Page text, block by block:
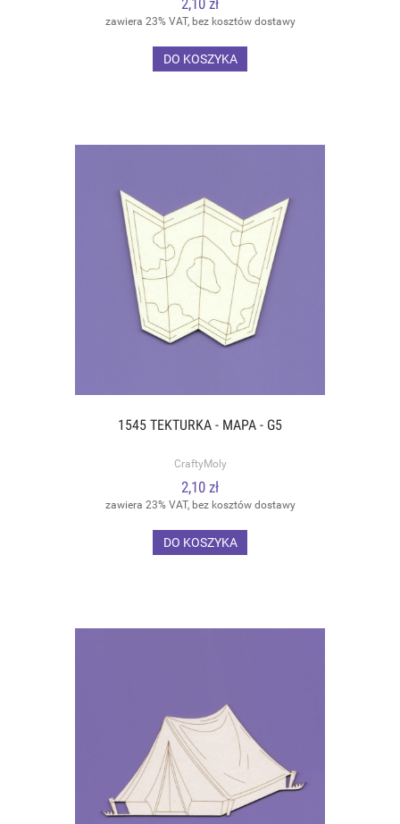
2,10 zł
zawiera 23% VAT, bez kosztów dostawy
DO KOSZYKA
1545 TEKTURKA - MAPA - G5
CraftyMoly
2,10 zł
zawiera 23% VAT, bez kosztów dostawy
DO KOSZYKA